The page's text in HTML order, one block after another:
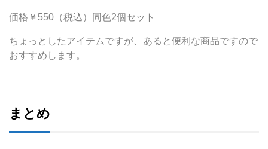
価格￥550（税込）同色2個セット
ちょっとしたアイテムですが、あると便利な商品ですので
おすすめします。
まとめ